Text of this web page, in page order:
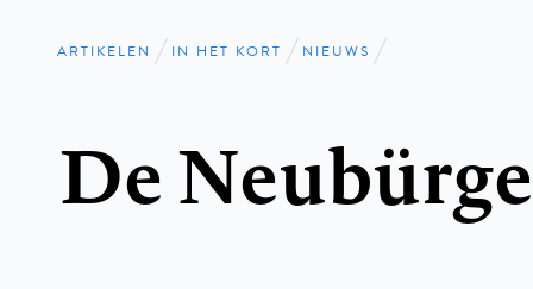
Kruimelpad
ARTIKELEN IN HET KORT NIEUWS
De